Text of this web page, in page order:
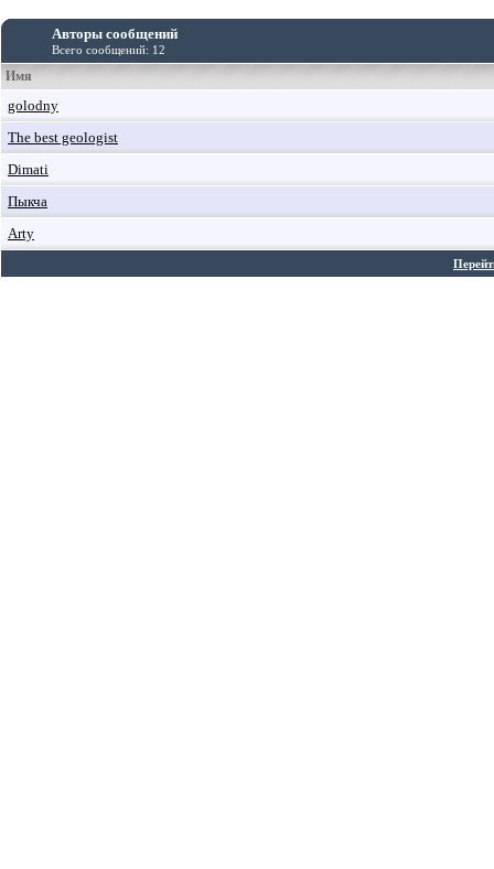
Авторы сообщений
Всего сообщений: 12
Имя
golodny
The best geologist
Dimati
Пыкча
Arty